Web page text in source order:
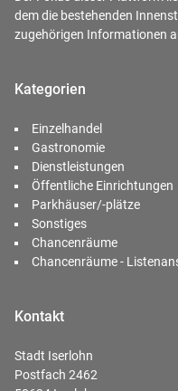
dem die bestehenden
zugehörigen Informationen
Kategorien
Einzelhandel
Gastronomie
Dienstleistungen
Öffentliche Einrichtungen
Parkhäuser/-plätze
Sonstiges
Chancenräume
Chancenräume -
Kontakt
Stadt Iserlohn
Postfach 2462